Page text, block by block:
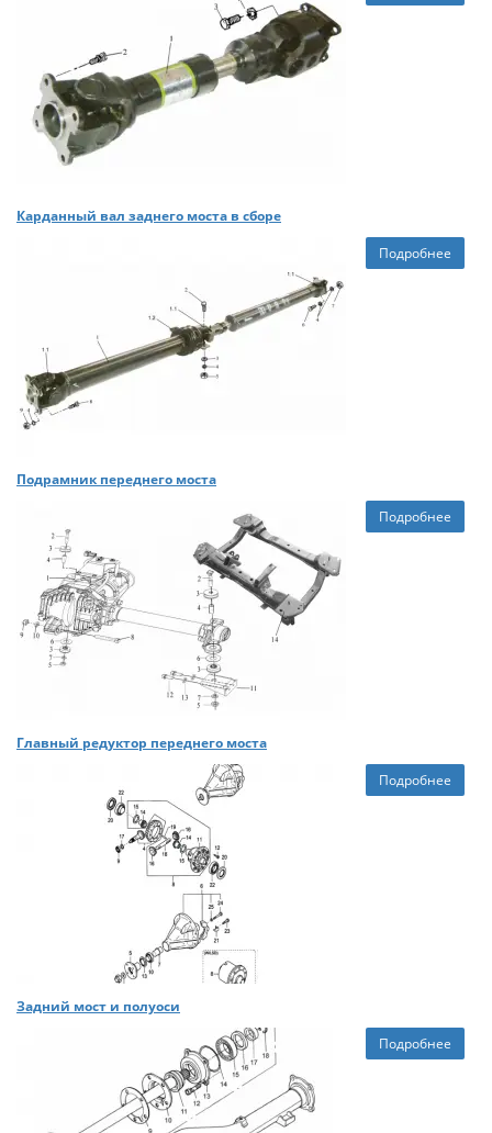
Карданный вал заднего моста в сборе
Подробнее
Подрамник переднего моста
Подробнее
Главный редуктор переднего моста
Подробнее
Задний мост и полуоси
Подробнее